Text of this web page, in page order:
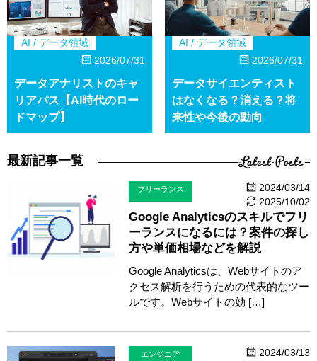
AI / データ領域
2026/07/31
データアナリストのキャ
リアパス【AI時代のロー
ドマップ】
AI / データ領域
2026/07/31
データサイエンティスト
はなくなる？消える？将
来性や今後の動向
最新記事一覧 Latest Posts
フリーランス
2024/03/14
2025/10/02
Google Analyticsのスキルでフリ
ーランスになるには？案件の探し
方や単価相場などを解説
Google Analyticsは、Webサイトのア
クセス解析を行うための代表的なツー
ルです。Webサイトの効 […]
エンジニア
2024/03/13